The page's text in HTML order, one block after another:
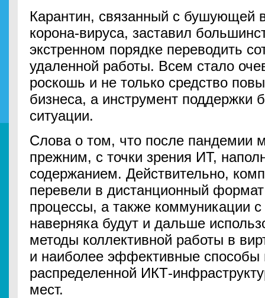
Карантин, связанный с бушующей
корона-вируса, заставил
экстренном порядке переводить
удаленной работы. Всем стало
роскошь и не только средство
бизнеса, а инструмент поддержки
ситуации.
Слова о том, что после пандемии
прежним, с точки зрения ИТ,
содержанием. Действительно,
перевели в дистанционный
процессы, а также коммуникации
наверняка будут и дальше
методы коллективной работы в
и наиболее эффективные способы
распределенной ИКТ-
мест.